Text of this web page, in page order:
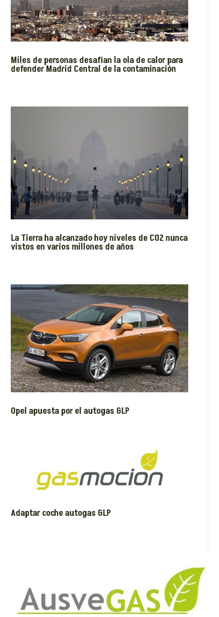
Miles de personas desafían la ola de calor para
defender Madrid Central de la contaminación
La Tierra ha alcanzado hoy niveles de CO2 nunca
vistos en varios millones de años
Opel apuesta por el autogas GLP
Adaptar coche autogas GLP